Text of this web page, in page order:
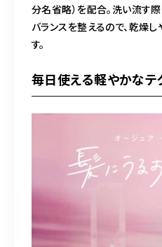
分名省略）を配合。洗い流す
バランスを整えるので、乾燥
す。
毎日使える軽やかなテ